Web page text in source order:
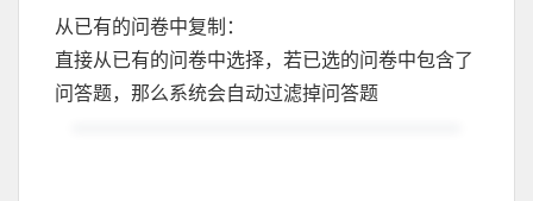
从已有的问卷中复制：
直接从已有的问卷中选择，若已选的问卷中包含了
问答题，那么系统会自动过滤掉问答题